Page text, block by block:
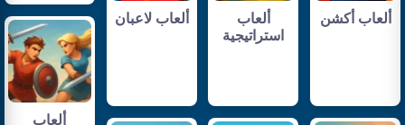
ألعاب أكشن
ألعاب
استراتيجية
ألعاب لاعبان
ألعاب